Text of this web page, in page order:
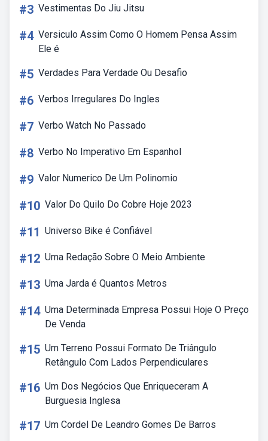
#3 Vestimentas Do Jiu Jitsu
#4 Versiculo Assim Como O Homem Pensa Assim
Ele é
#5 Verdades Para Verdade Ou Desafio
#6 Verbos Irregulares Do Ingles
#7 Verbo Watch No Passado
#8 Verbo No Imperativo Em Espanhol
#9 Valor Numerico De Um Polinomio
#10 Valor Do Quilo Do Cobre Hoje 2023
#11 Universo Bike é Confiável
#12 Uma Redação Sobre O Meio Ambiente
#13 Uma Jarda é Quantos Metros
#14 Uma Determinada Empresa Possui Hoje O Preço
De Venda
#15 Um Terreno Possui Formato De Triângulo
Retângulo Com Lados Perpendiculares
#16 Um Dos Negócios Que Enriqueceram A
Burguesia Inglesa
#17 Um Cordel De Leandro Gomes De Barros